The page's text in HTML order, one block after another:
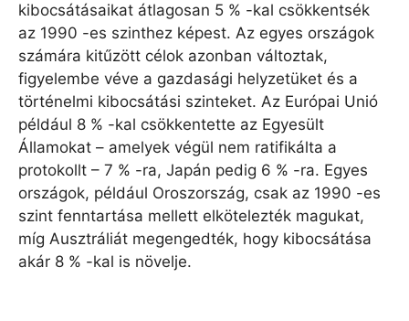
kibocsátásaikat átlagosan 5 % -kal csökkentsék
az 1990 -es szinthez képest. Az egyes országok
számára kitűzött célok azonban változtak,
figyelembe véve a gazdasági helyzetüket és a
történelmi kibocsátási szinteket. Az Európai Unió
például 8 % -kal csökkentette az Egyesült
Államokat – amelyek végül nem ratifikálta a
protokollt – 7 % -ra, Japán pedig 6 % -ra. Egyes
országok, például Oroszország, csak az 1990 -es
szint fenntartása mellett elkötelezték magukat,
míg Ausztráliát megengedték, hogy kibocsátása
akár 8 % -kal is növelje.